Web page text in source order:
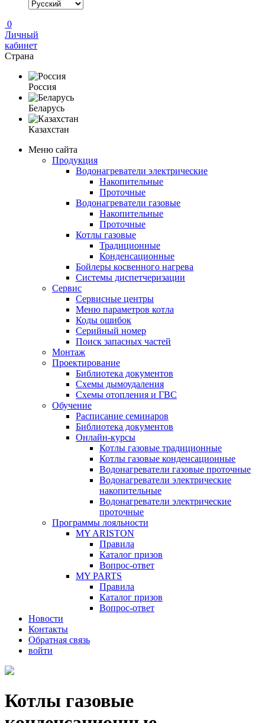
0
Личный
кабинет
Страна
Россия
Беларусь
Казахстан
Меню сайта
Продукция
Водонагреватели электрические
Накопительные
Проточные
Водонагреватели газовые
Накопительные
Проточные
Котлы газовые
Традиционные
Конденсационные
Бойлеры косвенного нагрева
Системы диспетчеризации
Сервис
Сервисные центры
Меню параметров котла
Коды ошибок
Серийный номер
Поиск запасных частей
Монтаж
Проектирование
Библиотека документов
Схемы дымоудаления
Схемы отопления и ГВС
Обучение
Расписание семинаров
Библиотека документов
Онлайн-курсы
Котлы газовые традиционные
Котлы газовые конденсационные
Водонагреватели газовые проточные
Водонагреватели электрические
накопительные
Водонагреватели электрические
проточные
Программы лояльности
MY ARISTON
Правила
Каталог призов
Вопрос-ответ
MY PARTS
Правила
Каталог призов
Вопрос-ответ
Новости
Контакты
Обратная связь
войти
Котлы газовые